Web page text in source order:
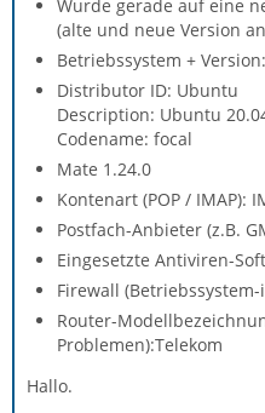
Wurde gerade auf eine
(alte und neue Version
Betriebssystem + Version:
Distributor ID: Ubuntu
Description: Ubuntu
Codename: focal
Mate 1.24.0
Kontenart (POP / IMAP):
Postfach-Anbieter (z.B.
Eingesetzte Antiviren-
Firewall
Router-
Problemen):Telekom
Hallo.